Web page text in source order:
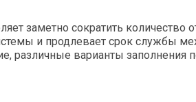
заметно сократить количество
и продлевает срок службы
различные варианты заполнения